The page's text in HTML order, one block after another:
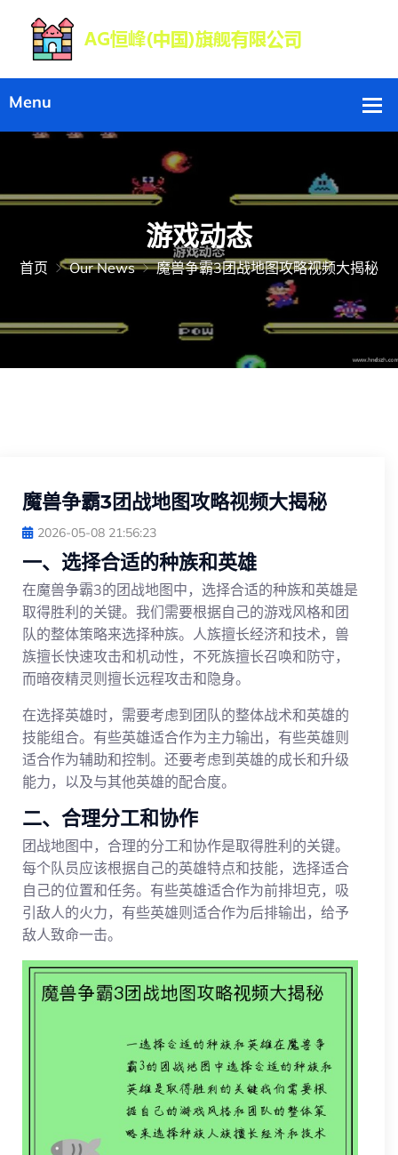
游戏动态
首页 Our News 魔兽争霸3团战地图攻略视频大揭秘
魔兽争霸3团战地图攻略视频大揭秘
2026-05-08 21:56:23
一、选择合适的种族和英雄
在魔兽争霸3的团战地图中，选择合适的种族和英雄是
取得胜利的关键。我们需要根据自己的游戏风格和团
队的整体策略来选择种族。人族擅长经济和技术，兽
族擅长快速攻击和机动性，不死族擅长召唤和防守，
而暗夜精灵则擅长远程攻击和隐身。
在选择英雄时，需要考虑到团队的整体战术和英雄的
技能组合。有些英雄适合作为主力输出，有些英雄则
适合作为辅助和控制。还要考虑到英雄的成长和升级
能力，以及与其他英雄的配合度。
二、合理分工和协作
团战地图中，合理的分工和协作是取得胜利的关键。
每个队员应该根据自己的英雄特点和技能，选择适合
自己的位置和任务。有些英雄适合作为前排坦克，吸
引敌人的火力，有些英雄则适合作为后排输出，给予
敌人致命一击。